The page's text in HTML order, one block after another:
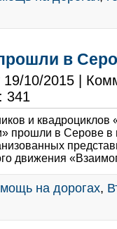
в
19/10/2015 |
341
и квадроциклов
прошли в Серове в
движения
на дорогах,